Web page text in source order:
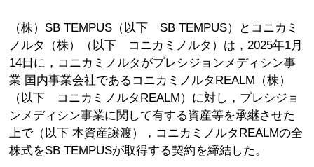
（株）SB TEMPUS（以下 SB TEMPUS）とコニカミ
ノルタ（株）（以下 コニカミノルタ）は，2025年1月
14日に，コニカミノルタがプレシジョンメディシン事
業 国内事業会社であるコニカミノルタREALM（株）
（以下 コニカミノルタREALM）に対し，プレシジョ
ンメディシン事業に関して有する資産等を承継させた
上で（以下 本資産譲渡），コニカミノルタREALMの全
株式をSB TEMPUSが取得する契約を締結した。